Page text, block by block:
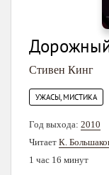
Стивен Кинг
УЖАСЫ, МИСТИКА
Год выхода: 2010
Читает К.
1 час 16 минут